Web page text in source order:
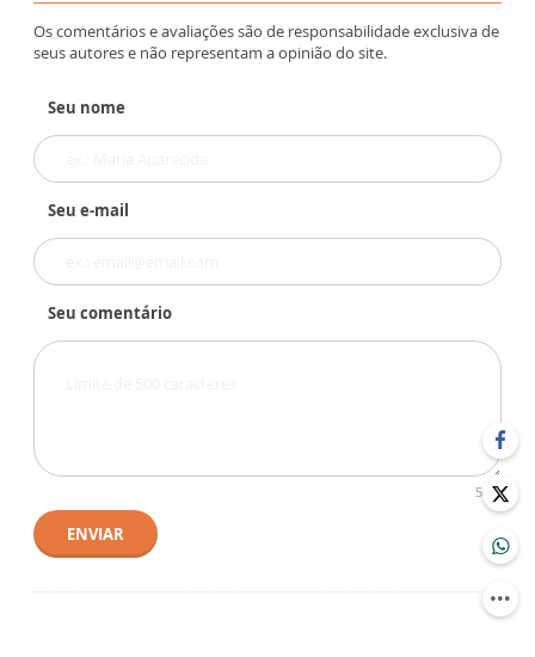
Os comentários e avaliações são de responsabilidade exclusiva de
seus autores e não representam a opinião do site.
Seu nome
Seu e-mail
Seu comentário
500
ENVIAR